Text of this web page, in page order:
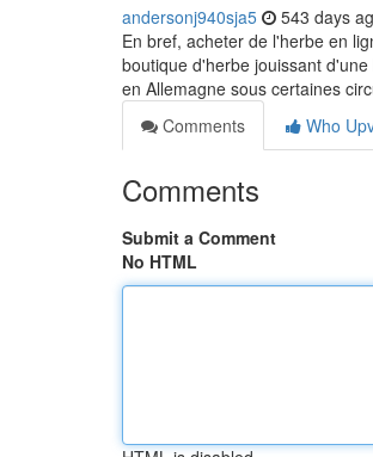
andersonj940sja5 543 days
En bref, acheter de l'herbe en
boutique d'herbe jouissant
en Allemagne sous certaines
Comments
Who
Comments
Submit a Comment
No HTML